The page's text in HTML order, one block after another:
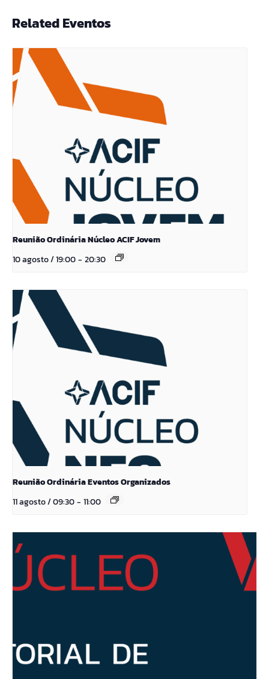
Related Eventos
Reunião Ordinária Núcleo ACIF Jovem
10 agosto / 19:00- 20:30
Reunião Ordinária Eventos Organizados
11 agosto / 09:30- 11:00